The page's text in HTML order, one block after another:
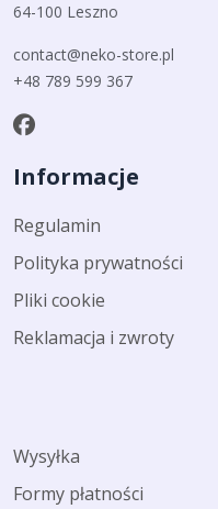
64-100 Leszno
contact@neko-store.pl
+48 789 599 367
Informacje
Regulamin
Polityka prywatności
Pliki cookie
Reklamacja i zwroty
Wysyłka
Formy płatności